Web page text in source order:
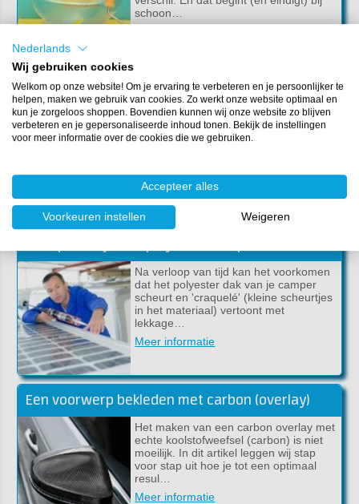
schoon…
De verschillen tussen glasweefsel, koolstofweefsel en aramideweefsel
Om een ijzersterke, maar toch lichte
constructie te maken wordt een
polyesterhars of epoxyhars
versterkingsvezels z…
Meer informatie
Na verloop van tijd kan het voorkomen
dat het polyester dak van je camper
scheurt en 'craquelé' (kleine scheurtjes
in het materiaal) vertoont met
lekkage…
Meer informatie
Een voorwerp bekleden met carbon (overlay)
Het maken van een carbon overlay met
echte koolstofweefsel (carbon) is niet
moeilijk. In dit artikel leggen wij stap
voor stap uit hoe je tot een optimaal
resul…
Meer informatie
Nederlands
Wij gebruiken cookies
Welkom op onze website! Om je ervaring te verbeteren en je persoonlijker te
helpen, maken we gebruik van cookies. Zo werkt onze website optimaal en
kun je zorgeloos shoppen. Bovendien kunnen wij onze website zo blijven
verbeteren en je gepersonaliseerde inhoud tonen. Bekijk de instellingen
voor meer informatie over de cookies die we gebruiken.
Accepteer alles
Voorkeuren instellen Weigeren